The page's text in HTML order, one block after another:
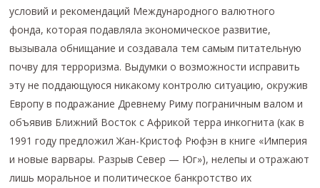
условий и рекомендаций Международного валютного
фонда, которая подавляла экономическое развитие,
вызывала обнищание и создавала тем самым питательную
почву для терроризма. Выдумки о возможности исправить
эту не поддающуюся никакому контролю ситуацию, окружив
Европу в подражание Древнему Риму пограничным валом и
объявив Ближний Восток с Африкой терра инкогнита (как в
1991 году предложил Жан-Кристоф Рюфэн в книге «Империя
и новые варвары. Разрыв Север — Юг»), нелепы и отражают
лишь моральное и политическое банкротство их